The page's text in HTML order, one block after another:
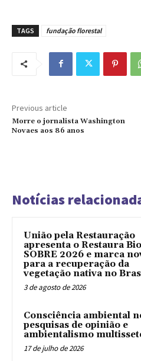
TAGS fundação florestal
Previous article
Morre o jornalista Washington
Novaes aos 86 anos
Notícias
União pela Restauração
apresenta o Restaura
SOBRE 2026 e marca
para a recuperação da
vegetação nativa no
3 de agosto de 2026
Consciência ambiental
pesquisas de opinião e
ambientalismo
17 de julho de 2026